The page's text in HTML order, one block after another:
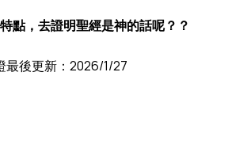
點，去證明聖經是神的話呢？？
最後更新： 2026/1/27